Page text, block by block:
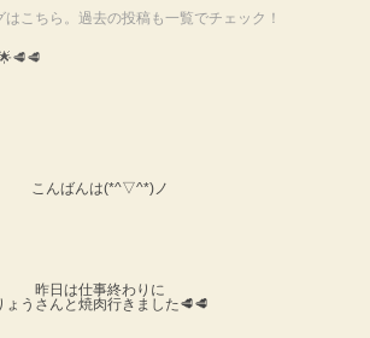
はこちら。過去の投稿も一覧でチェック！
こんばんは(*^▽^*)ノ
昨日は仕事終わりに
ょうさんと焼肉行きました🥩🥩